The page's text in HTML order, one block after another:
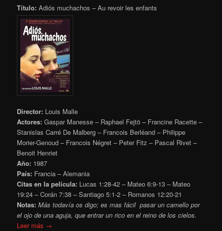
Título:Adiós muchachos – Au revoir les enfants
Director: Louis Malle
Actores: Gaspar Manesse – Raphael Fejtö – Francine Racette –
Stanislas Carré De Malberg – Francois Berléand – Philippe
Morier-Genoud – Francois Négret – Peter Fitz – Pascal Rivet –
Benoit Henriet
Año: 1987
País: Francia – Alemania
Citas en la película: Lucas 1:28-42 – Mateo 6:9-13 – Mateo
19:24 – Corán 7:38 – Santiago 5:1-2 – Romanos 12:20-21
Notas:Más todavía os digo; es mas fácil pasar un camello por
el ojo de una aguja, que entrar un rico en el reino de los cielos.
Leer más →